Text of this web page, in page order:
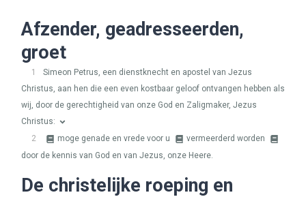
Afzender, geadresseerden,
groet
1
Simeon Petrus, een dienstknecht en apostel van Jezus
Christus, aan hen die een even kostbaar geloof ontvangen hebben als
wij, door de gerechtigheid van onze God en Zaligmaker, Jezus
Christus:
2
moge genade en vrede voor u
vermeerderd worden
door de kennis van God en van Jezus, onze Heere.
De christelijke roeping en